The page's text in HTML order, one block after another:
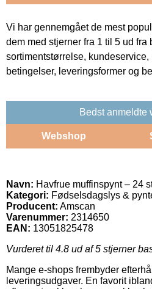
Vi har gennemgået de mest
dem med stjerner fra 1 til 5 ud fra
sortimentstørrelse,
betingelser, leveringsformer og
Bedst anmeldte
Webshop
Navn: Havfrue muffinspynt – 24
Kategori: Fødselsdagslys &
Producent: Amscan
Varenummer: 2314650
EAN: 13051825478
Vurderet til 4.8 ud af 5 stjerner
Mange e-shops frembyder
leveringsudgaver. En favorit